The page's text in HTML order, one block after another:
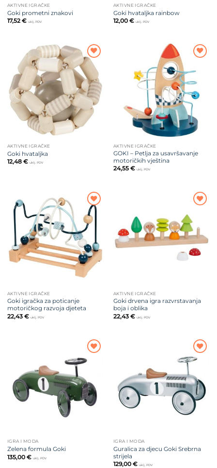
AKTIVNE IGRAČKE
Goki prometni znakovi
17,52 € uklj. PDV
AKTIVNE IGRAČKE
Goki hvataljka rainbow
12,00 € uklj. PDV
Dodajte
na listu
želja
AKTIVNE IGRAČKE
Goki hvataljka
12,48 € uklj. PDV
na listu
AKTIVNE IGRAČKE
GOKI – Petlja za usavršavanje
motoričkih vještina
24,55 € uklj. PDV
Dodajte
na listu
želja
AKTIVNE IGRAČKE
Goki igračka za poticanje
motoričkog razvoja djeteta
22,43 € uklj. PDV
na listu
želja
AKTIVNE IGRAČKE
Goki drvena igra razvrstavanja
boja i oblika
22,43 € uklj. PDV
Dodajte
na listu
IGRA I MODA
Zelena formula Goki
135,00 € uklj. PDV
Dodajte
na listu
IGRA I MODA
Guralica za djecu Goki Srebrna
strijela
129,00 € uklj. PDV